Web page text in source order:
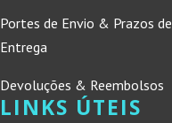
Portes de Envio & Prazos de
Entrega
Devoluções & Reembolsos
LINKS ÚTEIS